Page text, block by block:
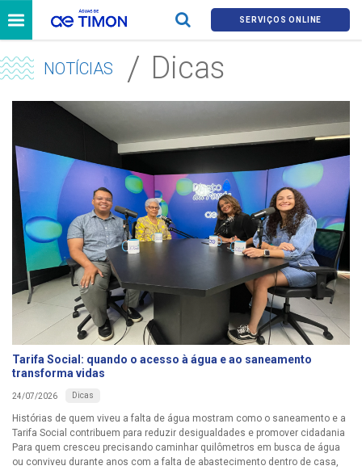
SERVIÇOS ONLINE
NOTÍCIAS Dicas
Tarifa Social: quando o acesso à água e ao saneamento
transforma vidas
24/07/2026 Dicas
Histórias de quem viveu a falta de água mostram como o saneamento e a
Tarifa Social contribuem para reduzir desigualdades e promover cidadania
Para quem cresceu precisando caminhar quilômetros em busca de água
ou conviveu durante anos com a falta de abastecimento dentro de casa,